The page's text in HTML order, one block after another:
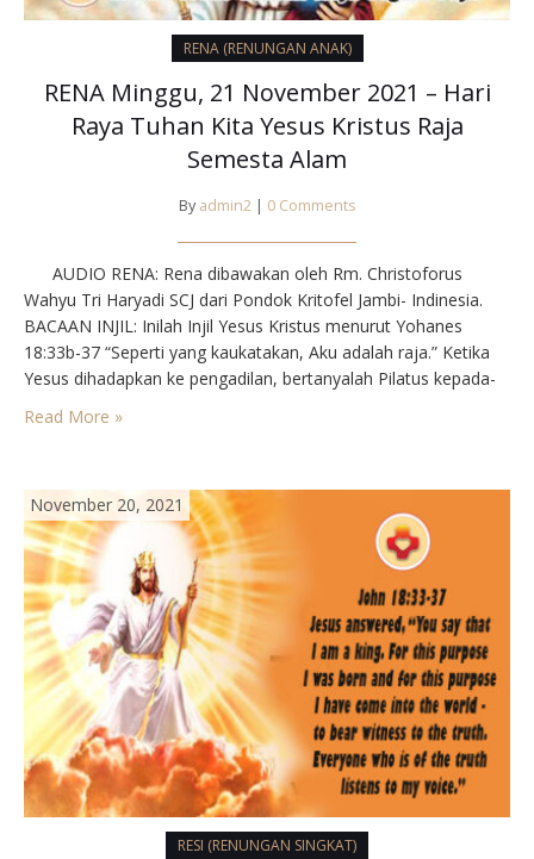
RENA (RENUNGAN ANAK)
RENA Minggu, 21 November 2021 – Hari
Raya Tuhan Kita Yesus Kristus Raja
Semesta Alam
By admin2 | 0 Comments
AUDIO RENA: Rena dibawakan oleh Rm. Christoforus
Wahyu Tri Haryadi SCJ dari Pondok Kritofel Jambi- Indinesia.
BACAAN INJIL: Inilah Injil Yesus Kristus menurut Yohanes
18:33b-37 “Seperti yang kaukatakan, Aku adalah raja.” Ketika
Yesus dihadapkan ke pengadilan, bertanyalah Pilatus kepada-
sendirikah engkau katakan hal itu? Atau adakah orang lain
Read More »
November 20, 2021
RESI (RENUNGAN SINGKAT)